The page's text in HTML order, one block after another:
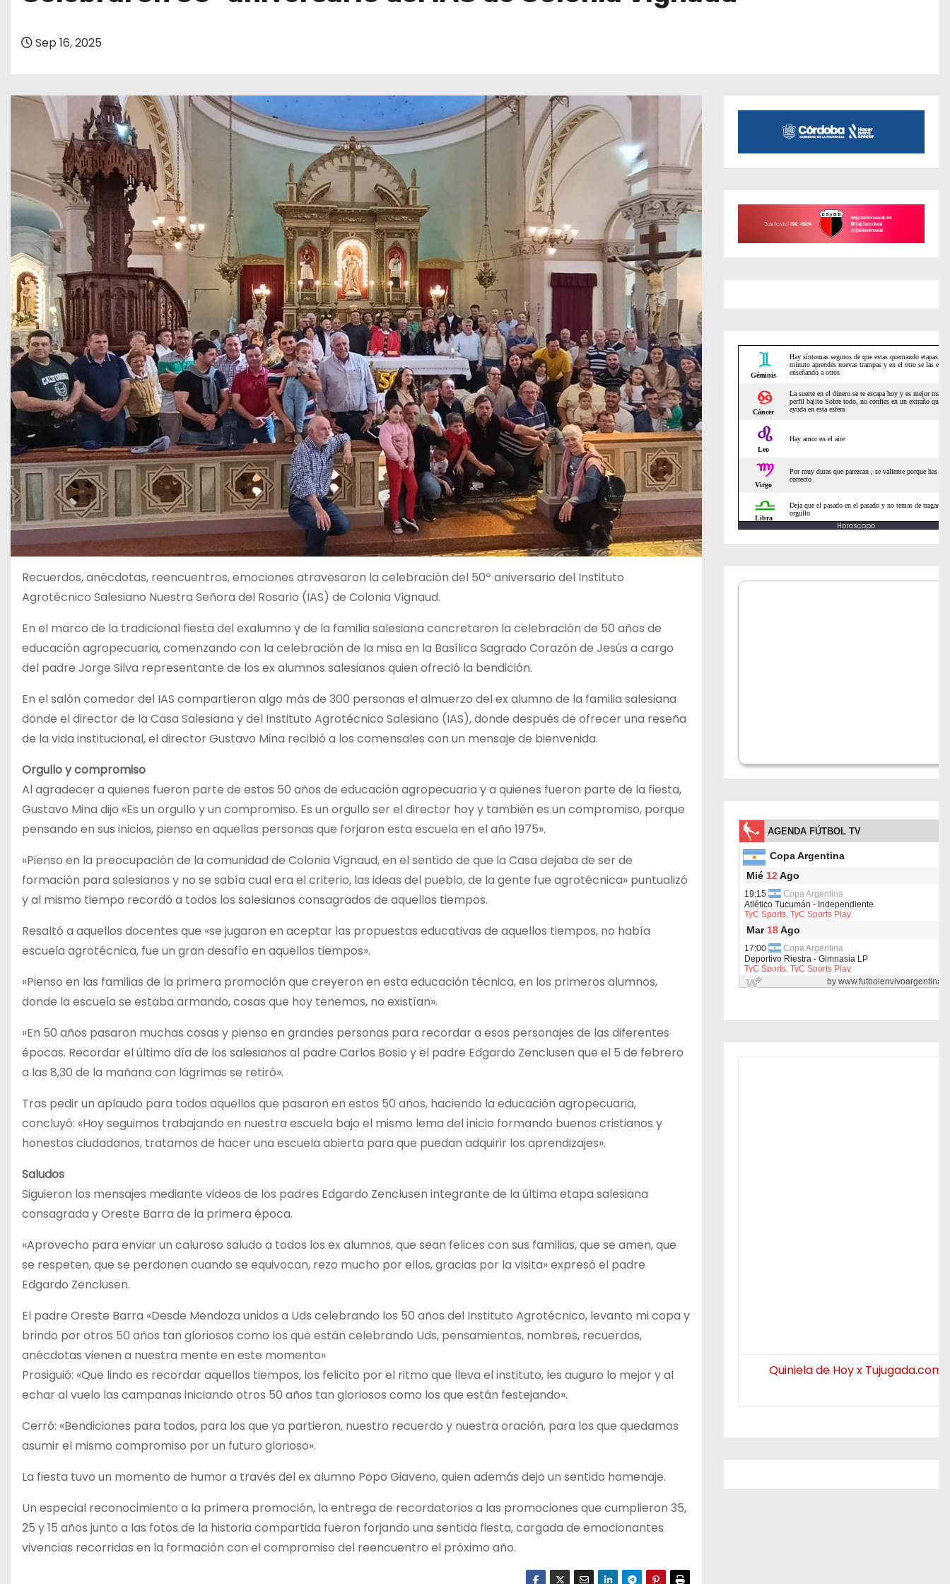
Sep 16, 2025
Recuerdos, anécdotas, reencuentros, emociones atravesaron la celebración del 50º aniversario del Instituto
Agrotécnico Salesiano Nuestra Señora del Rosario (IAS) de Colonia Vignaud.
En el marco de la tradicional fiesta del exalumno y de la familia salesiana concretaron la celebración de 50 años de
educación agropecuaria, comenzando con la celebración de la misa en la Basílica Sagrado Corazón de Jesús a cargo
del padre Jorge Silva representante de los ex alumnos salesianos quien ofreció la bendición.
En el salón comedor del IAS compartieron algo más de 300 personas el almuerzo del ex alumno de la familia salesiana
donde el director de la Casa Salesiana y del Instituto Agrotécnico Salesiano (IAS), donde después de ofrecer una reseña
de la vida institucional, el director Gustavo Mina recibió a los comensales con un mensaje de bienvenida.
Orgullo y compromiso
Al agradecer a quienes fueron parte de estos 50 años de educación agropecuaria y a quienes fueron parte de la fiesta,
Gustavo Mina dijo «Es un orgullo y un compromiso. Es un orgullo ser el director hoy y también es un compromiso, porque
pensando en sus inicios, pienso en aquellas personas que forjaron esta escuela en el año 1975».
«Pienso en la preocupación de la comunidad de Colonia Vignaud, en el sentido de que la Casa dejaba de ser de
formación para salesianos y no se sabía cual era el criterio, las ideas del pueblo, de la gente fue agrotécnica» puntualizó
y al mismo tiempo recordó a todos los salesianos consagrados de aquellos tiempos.
Resaltó a aquellos docentes que «se jugaron en aceptar las propuestas educativas de aquellos tiempos, no había
escuela agrotécnica, fue un gran desafío en aquellos tiempos».
«Pienso en las familias de la primera promoción que creyeron en esta educación técnica, en los primeros alumnos,
donde la escuela se estaba armando, cosas que hoy tenemos, no existían».
«En 50 años pasaron muchas cosas y pienso en grandes personas para recordar a esos personajes de las diferentes
épocas. Recordar el último día de los salesianos al padre Carlos Bosio y el padre Edgardo Zenclusen que el 5 de febrero
a las 8,30 de la mañana con lágrimas se retiró».
Tras pedir un aplaudo para todos aquellos que pasaron en estos 50 años, haciendo la educación agropecuaria,
concluyó: «Hoy seguimos trabajando en nuestra escuela bajo el mismo lema del inicio formando buenos cristianos y
honestos ciudadanos, tratamos de hacer una escuela abierta para que puedan adquirir los aprendizajes».
Saludos
Siguieron los mensajes mediante videos de los padres Edgardo Zenclusen integrante de la última etapa salesiana
consagrada y Oreste Barra de la primera época.
«Aprovecho para enviar un caluroso saludo a todos los ex alumnos, que sean felices con sus familias, que se amen, que
se respeten, que se perdonen cuando se equivocan, rezo mucho por ellos, gracias por la visita» expresó el padre
Edgardo Zenclusen.
El padre Oreste Barra «Desde Mendoza unidos a Uds celebrando los 50 años del Instituto Agrotécnico, levanto mi copa y
brindo por otros 50 años tan gloriosos como los que están celebrando Uds, pensamientos, nombres, recuerdos,
anécdotas vienen a nuestra mente en este momento»
Prosiguió: «Que lindo es recordar aquellos tiempos, los felicito por el ritmo que lleva el instituto, les auguro lo mejor y al
echar al vuelo las campanas iniciando otros 50 años tan gloriosos como los que están festejando».
Cerró: «Bendiciones para todos, para los que ya partieron, nuestro recuerdo y nuestra oración, para los que quedamos
asumir el mismo compromiso por un futuro glorioso».
La fiesta tuvo un momento de humor a través del ex alumno Popo Giaveno, quien además dejo un sentido homenaje.
Un especial reconocimiento a la primera promoción, la entrega de recordatorios a las promociones que cumplieron 35,
25 y 15 años junto a las fotos de la historia compartida fueron forjando una sentida fiesta, cargada de emocionantes
vivencias recorridas en la formación con el compromiso del reencuentro el próximo año.
Horoscopo
Quiniela de Hoy x